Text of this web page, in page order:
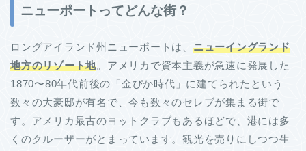
ニューポートってどんな街？
ロングアイランド州ニューポートは、 ニューイングランド
地方のリゾート地。アメリカで資本主義が急速に発展した
1870〜80年代前後の「金ぴか時代」に建てられたという
数々の大豪邸が有名で、今も数々のセレブが集まる街で
す。アメリカ最古のヨットクラブもあるほどで、港には多
くのクルーザーがとまっています。観光を売りにしつつ生